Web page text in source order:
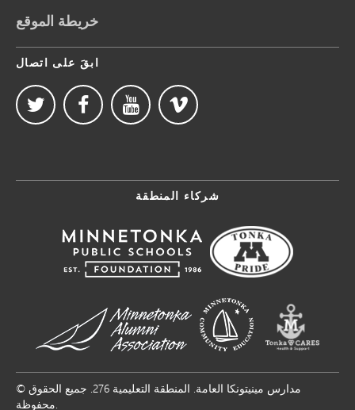
خريطة الموقع
ابقَ على اتصال
شركاء المنطقة
© مدارس مينيتونكا العامة. المنطقة التعليمية 276. جميع الحقوق
محفوظة.